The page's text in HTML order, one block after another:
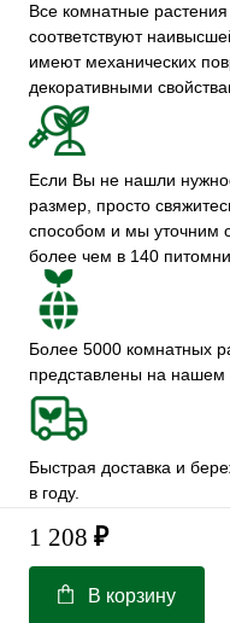
Все комнатные
соответствуют
имеют механических
декоративными
Если Вы не нашли
размер, просто
способом и мы уточним
более чем в 140
Более 5000 комнатных
представлены на нашем
Быстрая доставка и
в году.
1 208 ₽
В корзину